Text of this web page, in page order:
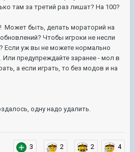
там за третий раз лишат? На 100?
Может быть, делать мораторий на
Чтобы игроки не несли
Если уж вы не можете нормально
Или предупреждайте заранее - мол в
а если играть, то без модов и на
одну надо удалить.
3 2 2 4